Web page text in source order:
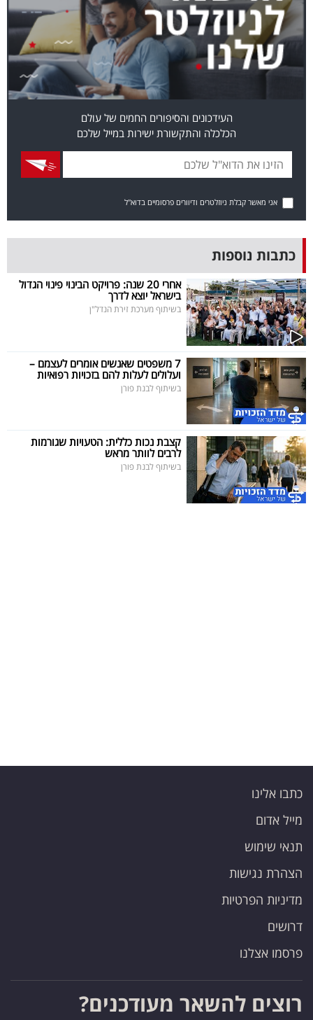
מייל
אדום
אחרינו:
העידכונים והסיפורים החמים של עולם
הכלכלה והתקשורת ישירות במייל שלכם
אני מאשר קבלת ניוזלטרים ודיוורים פרסומיים בדוא"ל
כתבות נוספות
אחרי 20 שנה: פרויקט הבינוי פינוי הגדול
בישראל יוצא לדרך
בשיתוף מערכת זירת הנדל"ן
7 משפטים שאנשים אומרים לעצמם –
ועלולים לעלות להם בזכויות רפואיות
בשיתוף לבנת פורן
קצבת נכות כללית: הטעויות שגורמות
לרבים לוותר מראש
בשיתוף לבנת פורן
כתבו אלינו
מייל אדום
תנאי שימוש
הצהרת נגישות
מדיניות הפרטיות
דרושים
פרסמו אצלנו
רוצים להשאר מעודכנים?